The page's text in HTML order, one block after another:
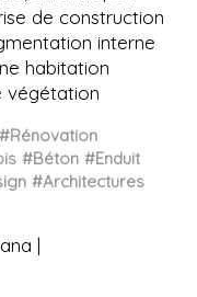
de construction
interne
habitation
végétation
#Rénovation
#Béton #Enduit
#Architectures